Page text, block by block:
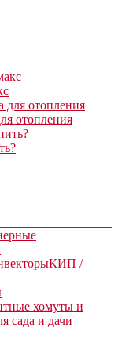
отопления
КИП /
хомуты и
сада и дачи